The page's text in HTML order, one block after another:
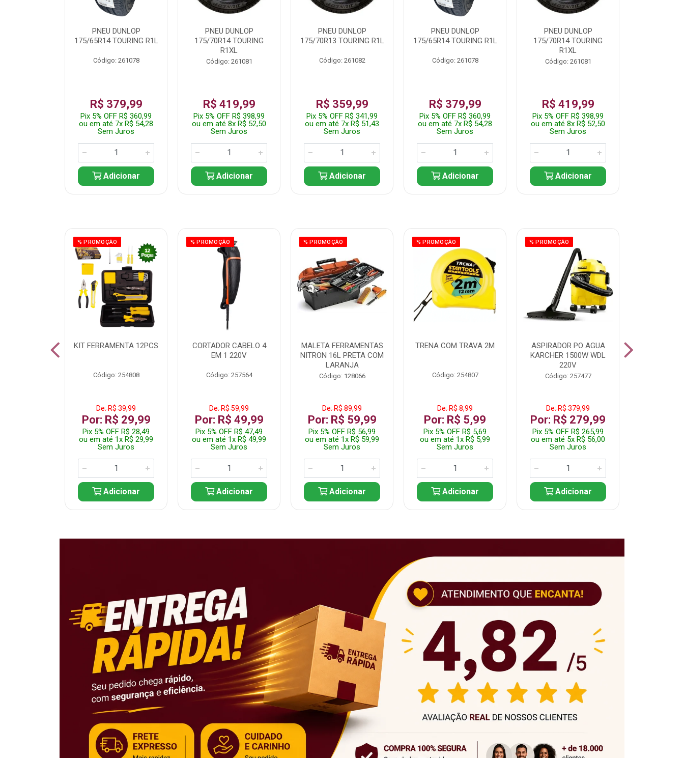
PNEU DUNLOP
175/65R14 TOURING R1L
Código: 261078
R$ 379,99
Pix 5% OFF R$ 360,99
ou em até 7x R$ 54,28
Sem Juros
Adicionar
PNEU DUNLOP
175/70R14 TOURING
R1XL
Código: 261081
R$ 419,99
Pix 5% OFF R$ 398,99
ou em até 8x R$ 52,50
Sem Juros
Adicionar
PNEU DUNLOP
175/70R13 TOURING R1L
Código: 261082
R$ 359,99
Pix 5% OFF R$ 341,99
ou em até 7x R$ 51,43
Sem Juros
Adicionar
PNEU DUNLOP
175/65R14 TOURING R1L
Código: 261078
R$ 379,99
Pix 5% OFF R$ 360,99
ou em até 7x R$ 54,28
Sem Juros
Adicionar
PNEU DUNLOP
175/70R14 TOURING
R1XL
Código: 261081
R$ 419,99
Pix 5% OFF R$ 398,99
ou em até 8x R$ 52,50
Sem Juros
Adicionar
% PROMOÇÃO
KIT FERRAMENTA 12PCS
Código: 254808
De: R$ 39,99
Por: R$ 29,99
Pix 5% OFF R$ 28,49
ou em até 1x R$ 29,99
Sem Juros
Adicionar
% PROMOÇÃO
CORTADOR CABELO 4
EM 1 220V
Código: 257564
De: R$ 59,99
Por: R$ 49,99
Pix 5% OFF R$ 47,49
ou em até 1x R$ 49,99
Sem Juros
Adicionar
% PROMOÇÃO
MALETA FERRAMENTAS
NITRON 16L PRETA COM
LARANJA
Código: 128066
De: R$ 89,99
Por: R$ 59,99
Pix 5% OFF R$ 56,99
ou em até 1x R$ 59,99
Sem Juros
Adicionar
% PROMOÇÃO
TRENA COM TRAVA 2M
Código: 254807
De: R$ 8,99
Por: R$ 5,99
Pix 5% OFF R$ 5,69
ou em até 1x R$ 5,99
Sem Juros
Adicionar
% PROMOÇÃO
ASPIRADOR PO AGUA
KARCHER 1500W WDL
220V
Código: 257477
De: R$ 379,99
Por: R$ 279,99
Pix 5% OFF R$ 265,99
ou em até 5x R$ 56,00
Sem Juros
Adicionar